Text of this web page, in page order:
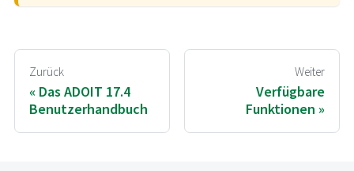
Zurück
Das ADOIT 17.4
Benutzerhandbuch
Weiter
Verfügbare
Funktionen